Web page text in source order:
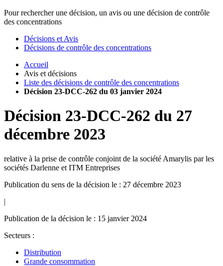
Pour rechercher une décision, un avis ou une décision de contrôle
des concentrations
Décisions et Avis
Décisions de contrôle des concentrations
Accueil
Avis et décisions
Liste des décisions de contrôle des concentrations
Décision 23-DCC-262 du 03 janvier 2024
Décision 23-DCC-262 du 27
décembre 2023
relative à la prise de contrôle conjoint de la société Amarylis par les
sociétés Darlenne et ITM Entreprises
Publication du sens de la décision le : 27 décembre 2023
|
Publication de la décision le : 15 janvier 2024
Secteurs :
Distribution
Grande consommation